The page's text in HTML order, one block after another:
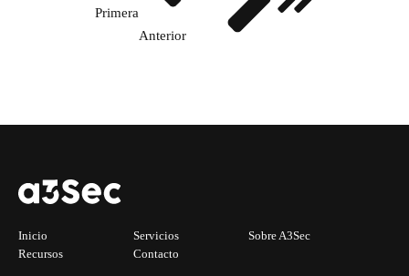
Primera
Anterior
Inicio Servicios
Sobre A3Sec
Recursos
Contacto